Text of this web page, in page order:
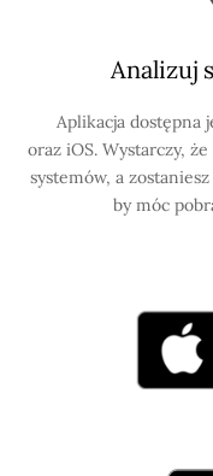
Analizuj
Aplikacja dostępna
oraz iOS. Wystarczy,
systemów, a
by móc